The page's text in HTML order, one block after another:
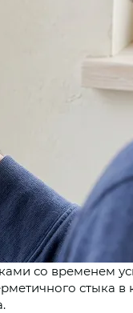
со временем
стыка в